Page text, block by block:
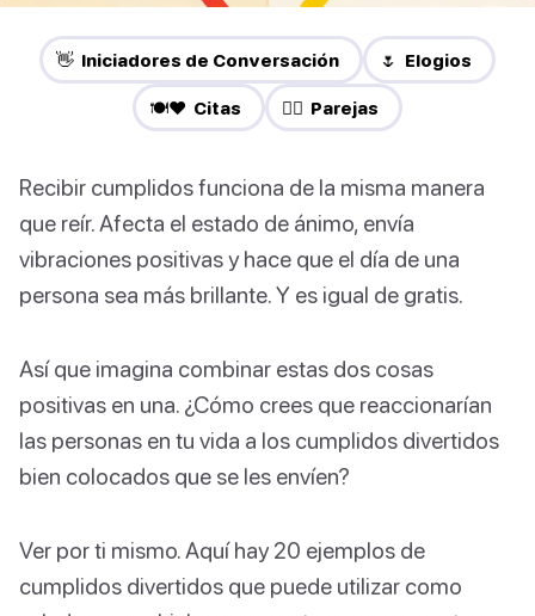
👋 Iniciadores de Conversación 🌷 Elogios
🍽️❤️ Citas ❤️‍🔥 Parejas
Recibir cumplidos funciona de la misma manera
que reír. Afecta el estado de ánimo, envía
vibraciones positivas y hace que el día de una
persona sea más brillante. Y es igual de gratis.
Así que imagina combinar estas dos cosas
positivas en una. ¿Cómo crees que reaccionarían
las personas en tu vida a los cumplidos divertidos
bien colocados que se les envíen?
Ver por ti mismo. Aquí hay 20 ejemplos de
cumplidos divertidos que puede utilizar como